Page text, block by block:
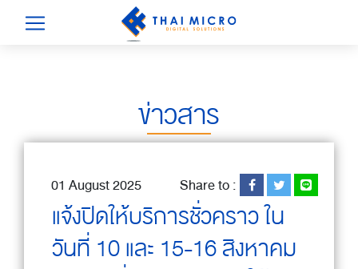
ข่าวสาร
01 August 2025 Share to :
แจ้งปิดให้บริการชั่วคราว ใน
วันที่ 10 และ 15-16 สิงหาคม